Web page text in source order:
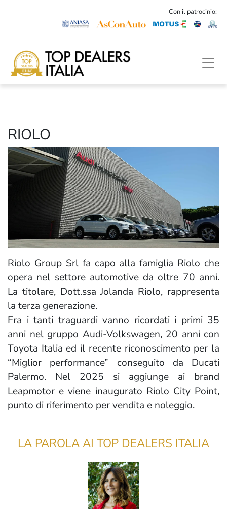
Con il patrocinio:
RIOLO
Riolo Group Srl fa capo alla famiglia Riolo che
opera nel settore automotive da oltre 70 anni.
La titolare, Dott.ssa Jolanda Riolo, rappresenta
la terza generazione.
Fra i tanti traguardi vanno ricordati i primi 35
anni nel gruppo Audi-Volkswagen, 20 anni con
Toyota Italia ed il recente riconoscimento per la
“Miglior performance” conseguito da Ducati
Palermo. Nel 2025 si aggiunge ai brand
Leapmotor e viene inaugurato Riolo City Point,
punto di riferimento per vendita e noleggio.
LA PAROLA AI TOP DEALERS ITALIA